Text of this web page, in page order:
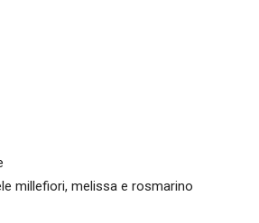
millefiori, melissa e rosmarino